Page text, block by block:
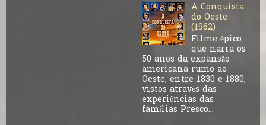
A Conquista
do Oeste
(1962)
Filme épico
que narra os
50 anos da expansão
americana rumo ao
Oeste, entre 1830 e 1880,
vistos através das
experiências das
famílias Presco...